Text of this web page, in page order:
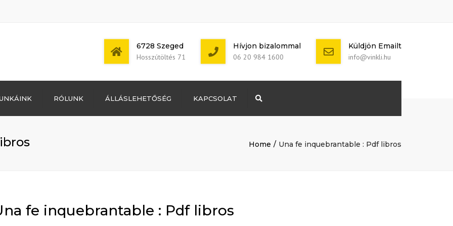
Bejegyzések
Mon - Sat: 7:00 -
+ 386 40 111
6728 Szeged
Hosszútöltés 71
Hívjon bizalommal
06 20 984 1600
Küldjön Emailt
info@vinkli.hu
RÓLUNK ÁLLÁSLEHETŐSÉG KAPCSOLAT
Home Una fe inquebrantable : Pdf libros
fe inquebrantable : Pdf libros